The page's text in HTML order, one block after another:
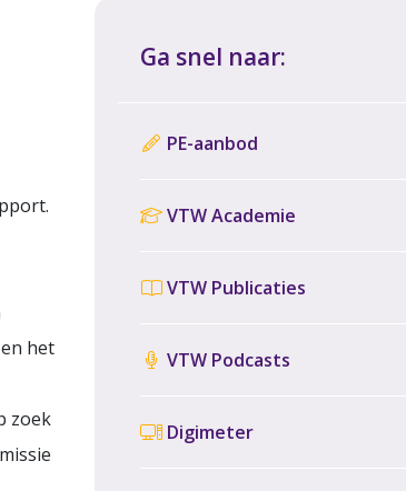
het
zoek
Ga snel naar:
PE-aanbod
VTW Academie
VTW Publicaties
VTW Podcasts
Digimeter